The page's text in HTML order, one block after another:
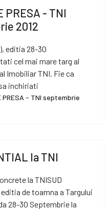
PRESA - TNI
2012
editia 28-30
cel mai mare targ al
Imobiliar TNI. Fie ca
inchiriati
PRESA - TNI septembrie
la TNI
la TNISUD
de toamna a Targului
28-30 Septembrie la